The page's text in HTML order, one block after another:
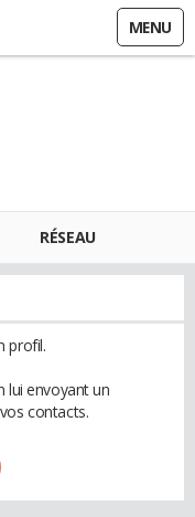
MENU
RÉSEAU
profil.
lui envoyant un
contacts.